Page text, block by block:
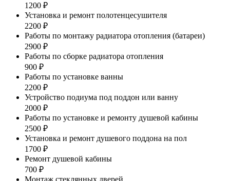
1200 ₽
Установка и ремонт полотенцесушителя
2200 ₽
Работы по монтажу радиатора отопления (батареи)
2900 ₽
Работы по сборке радиатора отопления
900 ₽
Работы по установке ванны
2200 ₽
Устройство подиума под поддон или ванну
2000 ₽
Работы по установке и ремонту душевой кабины
2500 ₽
Установка и ремонт душевого поддона на пол
1700 ₽
Ремонт душевой кабины
700 ₽